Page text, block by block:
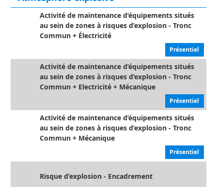
Activité de maintenance d’équipements situés
au sein de zones à risques d’explosion - Tronc
Commun + Électricité
Présentiel
Activité de maintenance d’équipements situés
au sein de zones à risques d’explosion - Tronc
Commun + Electricité + Mécanique
Présentiel
Activité de maintenance d’équipements situés
au sein de zones à risques d’explosion - Tronc
Commun + Mécanique
Présentiel
Risque d’explosion - Encadrement